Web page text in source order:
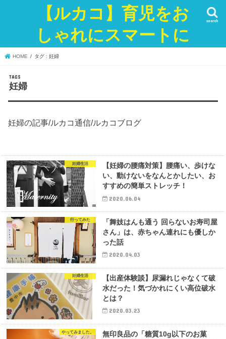
【ルカコ】育児をお
しゃれにスマートに
search
HOME タグ : 妊婦
妊婦
妊婦の記事/ルカコ通信/ルカコブログ
妊婦生活
【妊婦の腰痛対策】腰痛い、歩けな
い、動けないをなんとかしたい、お
すすめの簡単ストレッチ！
2020.06.04
行ってみた
「舞妓はんも通う 回らないお寿司屋
さん」は、赤ちゃん連れにも優しか
った話
2020.04.03
妊婦生活
【出産体験談】尿漏れじゃなくて破
水だった！気づかれにくい高位破水
とは？
2020.03.23
やってみました。
無印良品の「糖質10g以下のお菓